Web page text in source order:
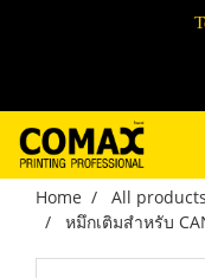
Home All products
หมึกเติมสำหรับ